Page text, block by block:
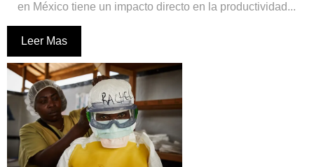
en México tiene un impacto directo en la productividad...
Leer Mas